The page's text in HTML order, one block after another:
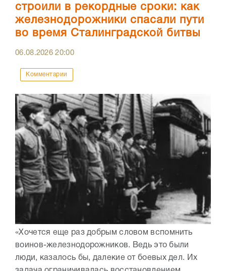
строили в рекордные сроки: как
железнодорожники спасали пути
во время Сталинградской битвы
06.08.202620:00
Комментарии
«Хочется еще раз добрым словом вспомнить
воинов-железнодорожников. Ведь это были
люди, казалось бы, далекие от боевых дел. Их